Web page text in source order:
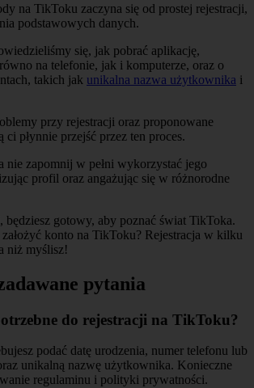
na TikToku zaczyna się od prostej rejestracji,
podstawowych danych.
się, jak pobrać aplikację,
na telefonie, jak i komputerze, oraz o
takich jak unikalna nazwa użytkownika i
przy rejestracji oraz proponowane
ci płynnie przejść przez ten proces.
nie zapomnij w pełni wykorzystać jego
profil oraz angażując się w różnorodne
będziesz gotowy, aby poznać świat TikToka.
konto na TikToku? Rejestracja w kilku
niż myślisz!
pytania
do rejestracji na TikToku?
podać datę urodzenia, numer telefonu lub
unikalną nazwę użytkownika. Konieczne
regulaminu i polityki prywatności.